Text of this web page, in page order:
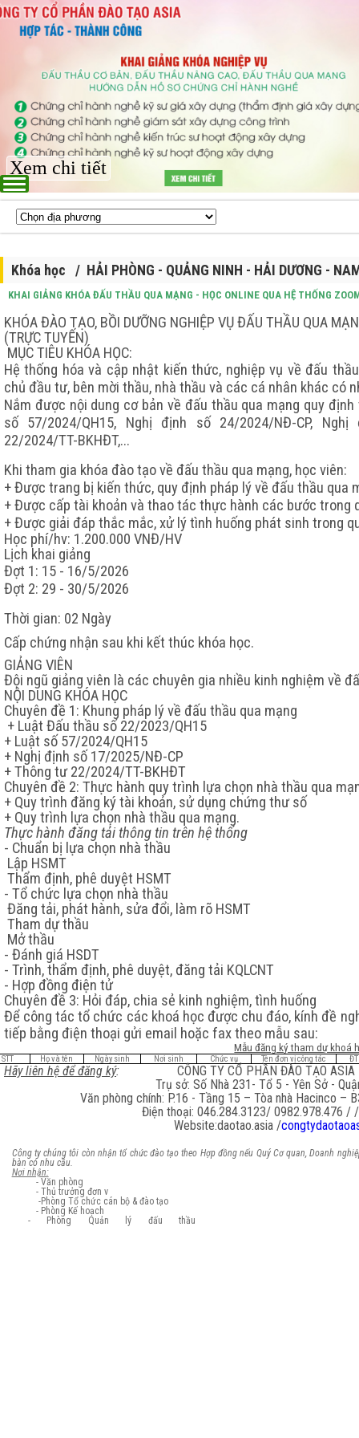
Xem chi tiết
Khóa học / HẢI PHÒNG - QUẢNG NINH - HẢI DƯƠNG -
KHAI GIẢNG KHÓA ĐẤU THẦU QUA MẠNG - HỌC ONLINE QUA HỆ THỐNG
KHÓA ĐÀO TẠO, BỒI DƯỠNG NGHIỆP VỤ ĐẤU THẦU QUA
(TRỰC TUYẾN)
MỤC TIÊU KHÓA HỌC:
Hệ thống hóa và cập nhật kiến thức, nghiệp vụ về đấu
chủ đầu tư, bên mời thầu, nhà thầu và các cá nhân khác có
Nắm được nội dung cơ bản về đấu thầu qua mạng quy
số 57/2024/QH15, Nghị định số 24/2024/NĐ-CP,
22/2024/TT-BKHĐT,...
Khi tham gia khóa đào tạo về đấu thầu qua mạng, học viên:
+ Được trang bị kiến thức, quy định pháp lý về đấu thầu qua
+ Được cấp tài khoản và thao tác thực hành các bước trong
+ Được giải đáp thắc mắc, xử lý tình huống phát sinh trong
Học phí/hv: 1.200.000 VNĐ/HV
Lịch khai giảng
Đợt 1: 15 - 16/5/2026
Đợt 2: 29 - 30/5/2026
Thời gian: 02 Ngày
Cấp chứng nhận sau khi kết thúc khóa học.
GIẢNG VIÊN
Đội ngũ giảng viên là các chuyên gia nhiều kinh nghiệm về
NỘI DUNG KHÓA HỌC
Chuyên đề 1: Khung pháp lý về đấu thầu qua mạng
+ Luật Đấu thầu số 22/2023/QH15
+ Luật số 57/2024/QH15
+ Nghị định số 17/2025/NĐ-CP
+ Thông tư 22/2024/TT-BKHĐT
Chuyên đề 2: Thực hành quy trình lựa chọn nhà thầu qua
+ Quy trình đăng ký tài khoản, sử dụng chứng thư số
+ Quy trình lựa chọn nhà thầu qua mạng.
Thực hành đăng tải thông tin trên hệ thống
- Chuẩn bị lựa chọn nhà thầu
Lập HSMT
Thẩm định, phê duyệt HSMT
- Tổ chức lựa chọn nhà thầu
Đăng tải, phát hành, sửa đổi, làm rõ HSMT
Tham dự thầu
Mở thầu
- Đánh giá HSDT
- Trình, thẩm định, phê duyệt, đăng tải KQLCNT
- Hợp đồng điện tử
Chuyên đề 3: Hỏi đáp, chia sẻ kinh nghiệm, tình huống
Để công tác tổ chức các khoá học được chu đáo, kính đề
tiếp bằng điện thoại gửi email hoặc fax theo mẫu sau:
Mẫu đăng ký tham dự khoá
STT Họ và tên Ngày sinh Nơi sinh Chức vụ Tên đơn vị công tác
Hãy liên hệ để đăng ký:
CÔNG TY CỔ PHẦN ĐÀO TẠO ASIA
Trụ sở: Số Nhà 231- Tổ 5 - Yên Sở -
Văn phòng chính: P.16 - Tầng 15 – Tòa nhà Hacinco –
Điện thoại: 046.284.3123/ 0982.978.476 /
Website:daotao.asia/
Công ty chúng tôi còn nhận tổ chức đào tạo theo Hợp đồng nếu Quý Cơ quan, Doanh
bàn có nhu cầu.
Nơi nhận:
- Văn phòng
- Thủ trưởng đơn v
-Phòng Tổ chức cán bộ & đào tạo
- Phòng Kế hoạch
- Phòng Quản lý đấu